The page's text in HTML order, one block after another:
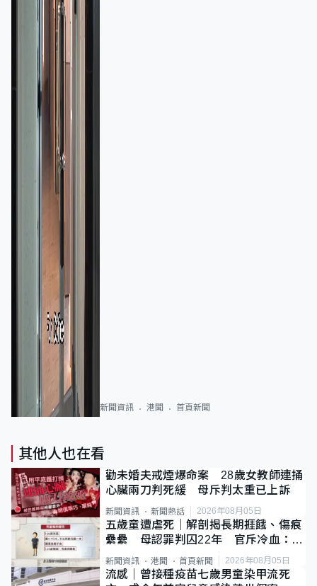
新聞資訊 港聞 首頁新聞
其他人也在看
勸未婚夫戒煙爆命案 28歲女教師連捅
心臟兩刀判死緩 母斥判太重已上訴
新聞資訊 新聞熱話 2026年08月05日
五歲童遭虐死｜解剖揭長期捱餓、傷痕
纍纍 母認罪判囚22年 官斥冷血：同
類案最惡劣
新聞資訊 港聞 首頁新聞 2026年08月05日
流感｜曾接種疫苗七歲男童染甲流死